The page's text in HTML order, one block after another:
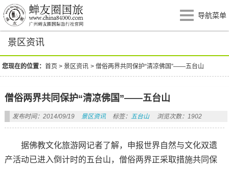
导航菜单
景区资讯
您现在的位置：首页 >景区资讯 >僧俗两界共同保护“清凉佛国”——五台山
僧俗两界共同保护“清凉佛国”——五台山
发布时间：2014/09/19 景区资讯 标签： 五台山 浏览次数：1902
据佛教文化旅游网记者了解，申报世界自然与文化双遗
产活动已进入倒计时的五台山，僧俗两界正采取措施共同保